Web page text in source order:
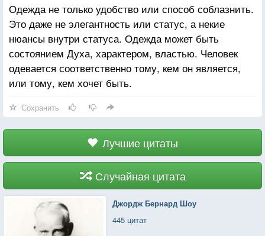
Одежда не только удобство или способ соблазнить.
Это даже не элегантность или статус, а некие
нюансы внутри статуса. Одежда может быть
состоянием Духа, характером, властью. Человек
одевается соответственно тому, кем он является,
или тому, кем хочет быть.
Сохранить
Лучшие цитаты
Случайная цитата
Джордж Бернард Шоу
445 цитат